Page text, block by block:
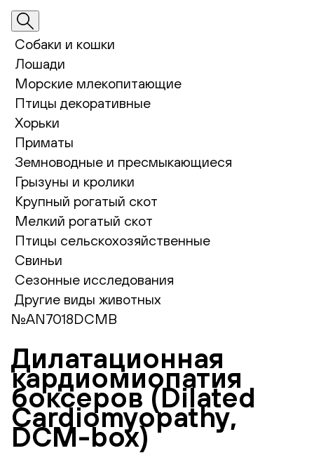
Собаки и кошки
Лошади
Морские млекопитающие
Птицы декоративные
Хорьки
Приматы
Земноводные и пресмыкающиеся
Грызуны и кролики
Крупный рогатый скот
Мелкий рогатый скот
Птицы сельскохозяйственные
Свиньи
Сезонные исследования
Другие виды животных
№AN7018DCMB
Дилатационная
кардиомиопатия
боксеров (Dilated
Cardiomyopathy,
DCM-box)